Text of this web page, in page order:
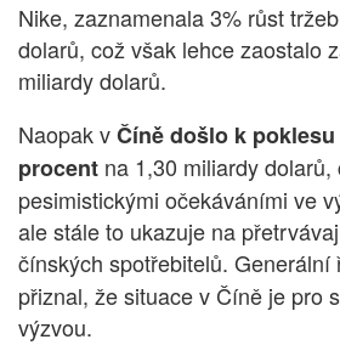
Nike, zaznamenala 3% růst
dolarů, což však lehce zaostalo
miliardy dolarů.
Naopak vČínědošlo k
procent na 1,30 miliardy dolarů,
pesimistickými očekáváními ve
ale stále to ukazuje na
čínských spotřebitelů. Generální
přiznal, že situace v Číně je pro
výzvou.